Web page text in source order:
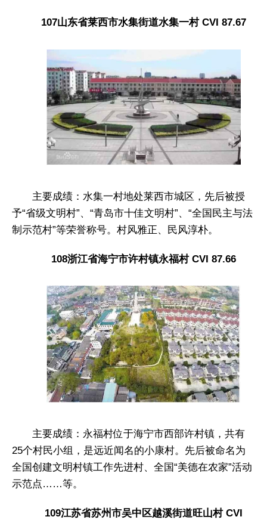
107山东省莱西市水集街道水集一村 CVI 87.67
主要成绩：水集一村地处莱西市城区，先后被授
予“省级文明村”、“青岛市十佳文明村”、“全国民主与法
制示范村”等荣誉称号。村风雅正、民风淳朴。
108浙江省海宁市许村镇永福村 CVI 87.66
主要成绩：永福村位于海宁市西部许村镇，共有
25个村民小组，是远近闻名的小康村。先后被命名为
全国创建文明村镇工作先进村、全国“美德在农家”活动
示范点……等。
109江苏省苏州市吴中区越溪街道旺山村 CVI